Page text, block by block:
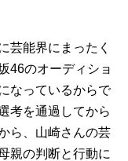
芸能界にまったく
46のオーディショ
なっているからで
考を通過してから
ら、山崎さんの芸
親の判断と行動に